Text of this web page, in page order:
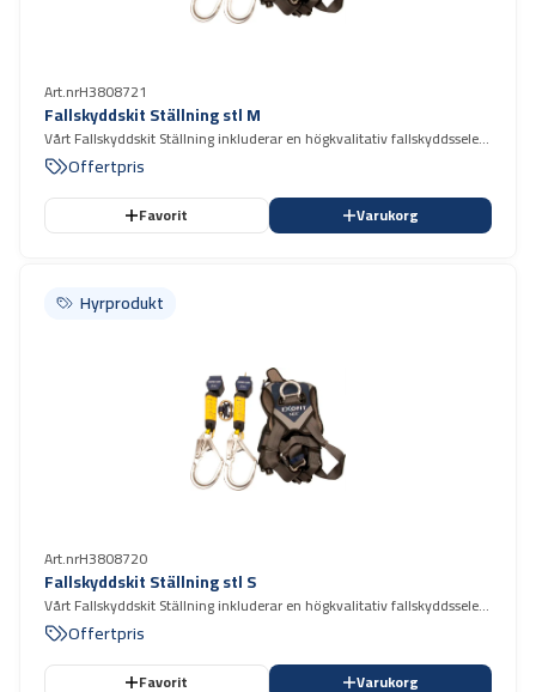
Art.nrH3808721
Fallskyddskit Ställning stl M
Vårt Fallskyddskit Ställning inkluderar en högkvalitativ fallskyddssele
med fallskyddsblock 2 m.
Offertpris
Favorit Varukorg
Hyrprodukt
Hyrprodukt
Art.nrH3808720
Fallskyddskit Ställning stl S
Vårt Fallskyddskit Ställning inkluderar en högkvalitativ fallskyddssele
med fallskyddsblock 2 m.
Offertpris
Favorit Varukorg